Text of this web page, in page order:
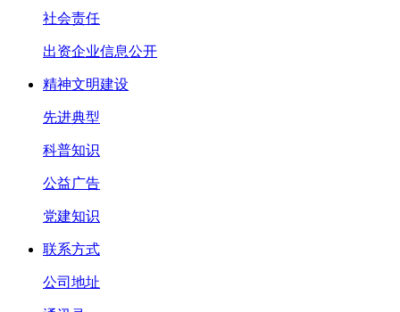
社会责任
出资企业信息公开
精神文明建设
先进典型
科普知识
公益广告
党建知识
联系方式
公司地址